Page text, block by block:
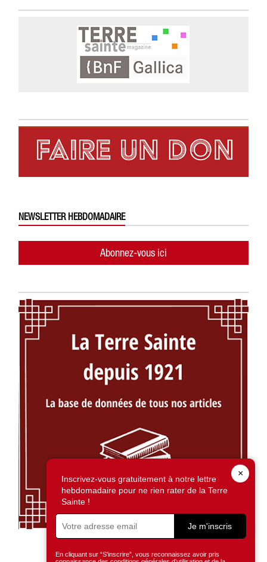
NEWSLETTER HEBDOMADAIRE
Abonnez-vous ici
×
Inscrivez-vous gratuitement à notre lettre
hebdomadaire pour ne rien rater de la Terre
Sainte !
Je m'inscris
En cliquant sur “S'inscrire”, vous reconnaissez avoir pris